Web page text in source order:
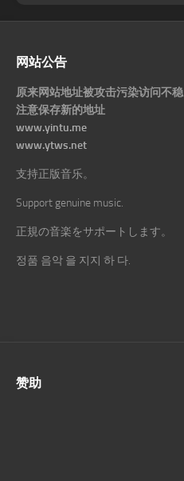
网站公告
原来网站地址被攻击污染访问不稳
注意保存新的地址
www.yintu.me
www.ytws.net
支持正版音乐。
Support genuine music.
正規の音楽をサポートします。
정품 음악 을 지지 하 다.
赞助